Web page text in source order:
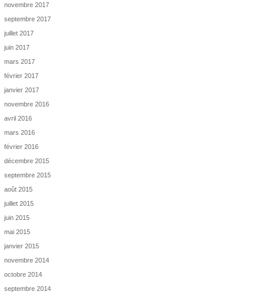
novembre 2017
septembre 2017
juillet 2017
juin 2017
mars 2017
février 2017
janvier 2017
novembre 2016
avril 2016
mars 2016
février 2016
décembre 2015
septembre 2015
août 2015
juillet 2015
juin 2015
mai 2015
janvier 2015
novembre 2014
octobre 2014
septembre 2014